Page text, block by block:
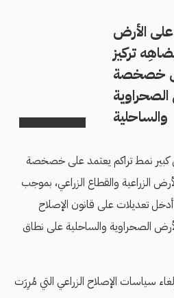
على الأرض
تركيز
خصخصة
الصحراوية
والساحلية
كبير نمط تراكم يعتمد على خصخصة
الزراعية والقطاع الزراعي، بموجب
1992، الذي أدخل تعديلات على قانون الإصلاح
الصحراوية والساحلية على نطاق
سياسات الإصلاح الزراعي التي مُرِرَت